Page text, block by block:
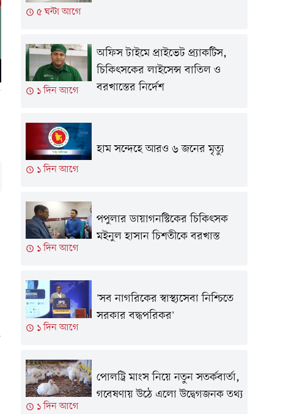
৫ ঘন্টা আগে
১ দিন আগে
অফিস টাইমে প্রাইভেট প্র্যাকটিস,
চিকিৎসকের লাইসেন্স বাতিল ও
বরখাস্তের নির্দেশ
১ দিন আগে
হাম সন্দেহে আরও ৬ জনের মৃত্যু
১ দিন আগে
পপুলার ডায়াগনস্টিকের চিকিৎসক
মইনুল হাসান চিশতীকে বরখাস্ত
১ দিন আগে
'সব নাগরিকের স্বাস্থ্যসেবা নিশ্চিতে
সরকার বদ্ধপরিকর'
১ দিন আগে
পোলট্রি মাংস নিয়ে নতুন সতর্কবার্তা,
গবেষণায় উঠে এলো উদ্বেগজনক তথ্য